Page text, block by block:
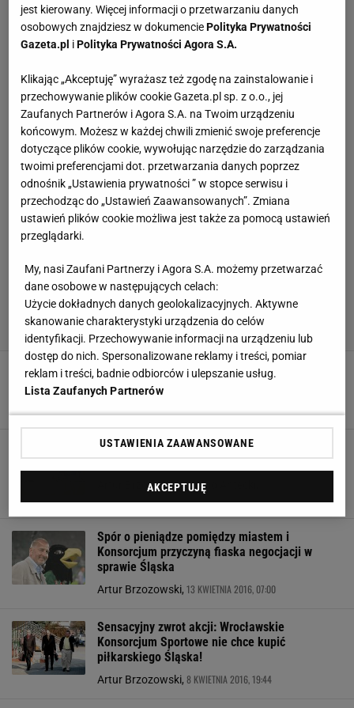
Pęka jedność Konsorcjum: Miasto chce zostać
większościowym akcjonariuszem Śląska
Miasto kontra Wrocławskie Konsorcjum
Sportowe: Piłkarski Śląsk areną konfliktu
Artur Brzozowski, Dawid Antecki,
Spór o pieniądze pomiędzy miastem i
Konsorcjum przyczyną fiaska negocjacji w
sprawie Śląska
Artur Brzozowski, 13 KWIETNIA 2016, 07:00
Sensacyjny zwrot akcji: Wrocławskie
Konsorcjum Sportowe nie chce kupić
piłkarskiego Śląska!
Artur Brzozowski, 8 KWIETNIA 2016, 19:44
jest kierowany. Więcej informacji o przetwarzaniu danych
osobowych znajdziesz w dokumenciePolityka Prywatności
Gazeta.pl iPolityka Prywatności Agora S.A.
Klikając „Akceptuję” wyrażasz też zgodę na zainstalowanie i
przechowywanie plików cookie Gazeta.pl sp. z o.o., jej
Zaufanych Partnerów i Agora S.A. na Twoim urządzeniu
końcowym. Możesz w każdej chwili zmienić swoje preferencje
dotyczące plików cookie, wywołując narzędzie do zarządzania
twoimi preferencjami dot. przetwarzania danych poprzez
odnośnik „Ustawienia prywatności ” w stopce serwisu i
przechodząc do „Ustawień Zaawansowanych”. Zmiana
ustawień plików cookie możliwa jest także za pomocą ustawień
przeglądarki.
My, nasi Zaufani Partnerzy i Agora S.A. możemy przetwarzać
dane osobowe w następujących celach:
Użycie dokładnych danych geolokalizacyjnych. Aktywne
skanowanie charakterystyki urządzenia do celów
identyfikacji. Przechowywanie informacji na urządzeniu lub
dostęp do nich. Spersonalizowane reklamy i treści, pomiar
reklam i treści, badnie odbiorców i ulepszanie usług.
Lista Zaufanych Partnerów
USTAWIENIA ZAAWANSOWANE
AKCEPTUJĘ